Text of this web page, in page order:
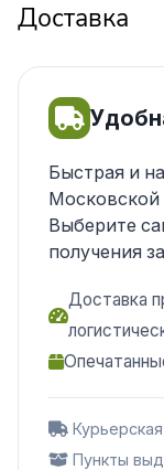
Доставка
Быстрая и
Московской
Выберите
получения
Доставка
Пункты